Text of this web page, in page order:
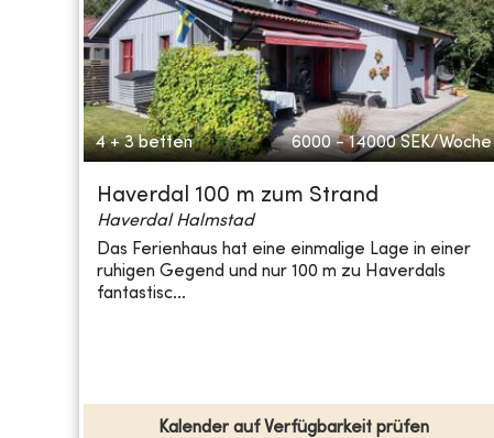
4 + 3 betten 6000 - 14000 SEK/Woche
Haverdal 100 m zum Strand
Haverdal Halmstad
Das Ferienhaus hat eine einmalige Lage in einer
ruhigen Gegend und nur 100 m zu Haverdals
fantastisc...
Kalender auf Verfügbarkeit prüfen